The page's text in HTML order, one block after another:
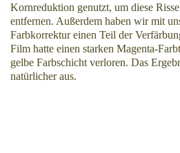
Kornreduktion genutzt, um diese
entfernen. Außerdem haben wir mit
Farbkorrektur einen Teil der
Film hatte einen starken Magenta-
gelbe Farbschicht verloren. Das
natürlicher aus.